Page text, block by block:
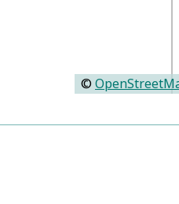
©